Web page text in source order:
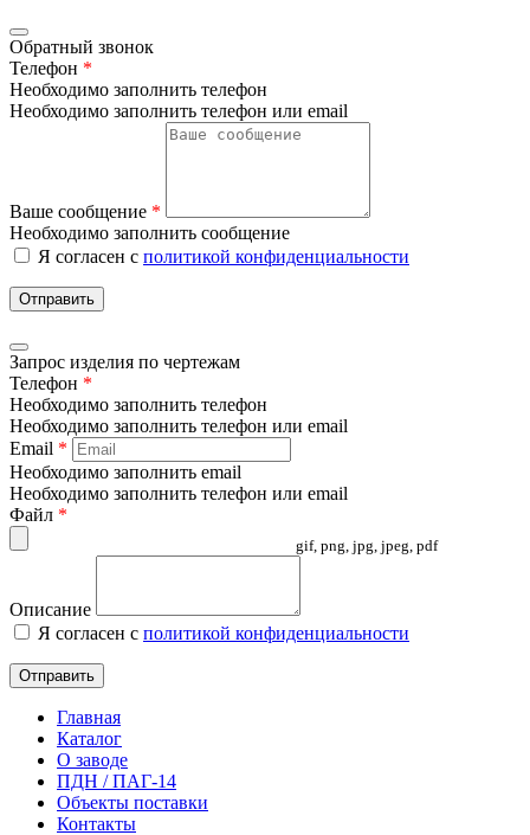
Обратный звонок
Телефон *
Необходимо заполнить телефон
Необходимо заполнить телефон или email
Ваше сообщение *
Необходимо заполнить сообщение
Я согласен с политикой конфиденциальности
Отправить
Запрос изделия по чертежам
Телефон *
Необходимо заполнить телефон
Необходимо заполнить телефон или email
Email *
Необходимо заполнить email
Необходимо заполнить телефон или email
Файл *
gif, png, jpg, jpeg, pdf
Описание
Я согласен с политикой конфиденциальности
Отправить
Главная
Каталог
О заводе
ПДН / ПАГ-14
Объекты поставки
Контакты